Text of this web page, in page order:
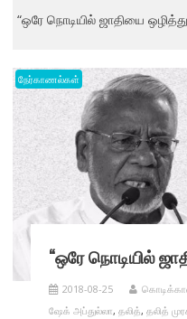
“ஒரே நொடியில் ஜாதியை
நேர்காணல்கள்
“ஒரே நொடியில்
2018-08-25
ஷேக் அப்துல்லா, தலித், தலித்